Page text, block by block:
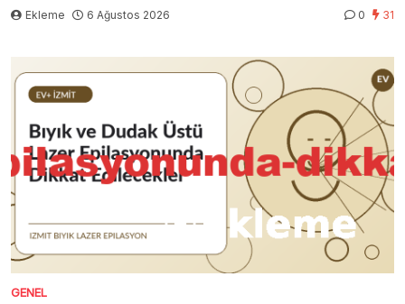
Ekleme 6 Ağustos 2026 0 31
GENEL